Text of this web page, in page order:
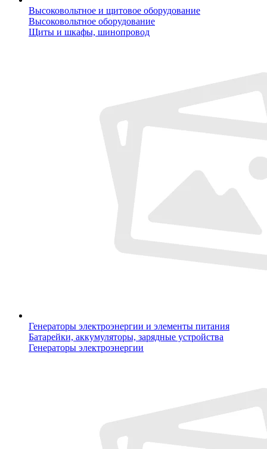
Высоковольтное и щитовое оборудование
Высоковольтное оборудование
Щиты и шкафы, шинопровод
Генераторы электроэнергии и элементы питания
Батарейки, аккумуляторы, зарядные устройства
Генераторы электроэнергии